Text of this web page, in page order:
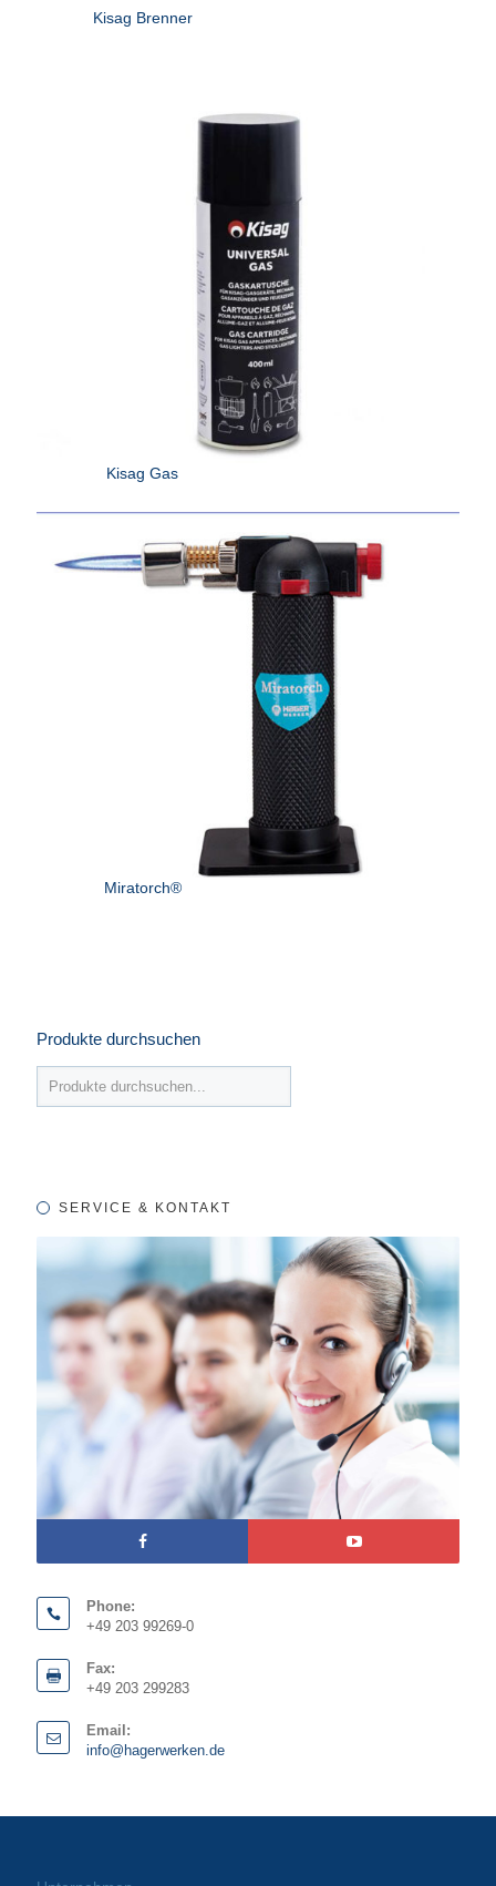
Kisag Brenner
Kisag Gas
Miratorch®
Produkte durchsuchen
SERVICE & KONTAKT
Phone:
+49 203 99269-0
Fax:
+49 203 299283
Email:
info@hagerwerken.de